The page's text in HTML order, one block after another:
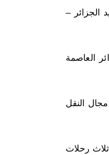
الجزائر –
العاصمة
للتعاون في مجال النقل
رحلات